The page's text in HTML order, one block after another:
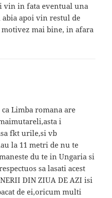
vin in fata eventual una
apoi vin restul de
motivez mai bine, in afara
Limba romana are
i
fkt urile,si vb
la 11 metri de nu te
du te in Ungaria si
sa lasati acest
DIN ZIUA DE AZI isi
de ei,oricum multi